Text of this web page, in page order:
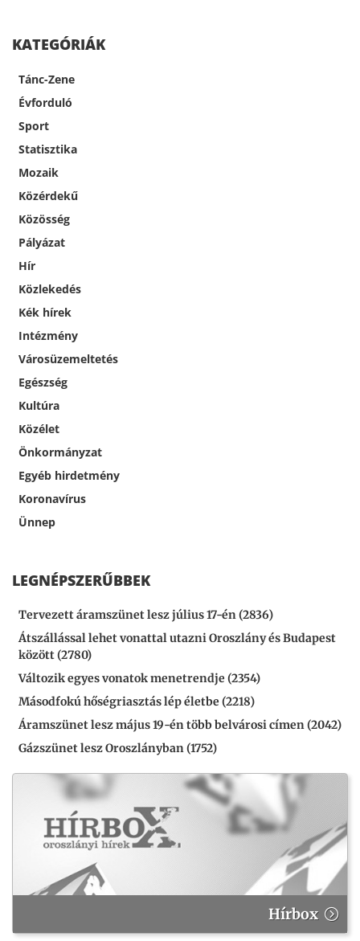
KATEGÓRIÁK
Tánc-Zene
Évforduló
Sport
Statisztika
Mozaik
Közérdekű
Közösség
Pályázat
Hír
Közlekedés
Kék hírek
Intézmény
Városüzemeltetés
Egészség
Kultúra
Közélet
Önkormányzat
Egyéb hirdetmény
Koronavírus
Ünnep
LEGNÉPSZERŰBBEK
Tervezett áramszünet lesz július 17-én (2836)
Átszállással lehet vonattal utazni Oroszlány és Budapest
között (2780)
Változik egyes vonatok menetrendje (2354)
Másodfokú hőségriasztás lép életbe (2218)
Áramszünet lesz május 19-én több belvárosi címen (2042)
Gázszünet lesz Oroszlányban (1752)
Hírbox